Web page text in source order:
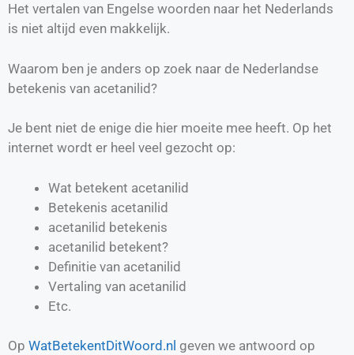
Het vertalen van Engelse woorden naar het Nederlands
is niet altijd even makkelijk.
Waarom ben je anders op zoek naar de Nederlandse
betekenis van acetanilid?
Je bent niet de enige die hier moeite mee heeft. Op het
internet wordt er heel veel gezocht op:
Wat betekent acetanilid
Betekenis acetanilid
acetanilid betekenis
acetanilid betekent?
Definitie van acetanilid
Vertaling van acetanilid
Etc.
Op WatBetekentDitWoord.nl geven we antwoord op